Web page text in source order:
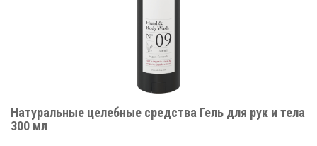
Натуральные целебные средства Гель для рук и тела
300 мл